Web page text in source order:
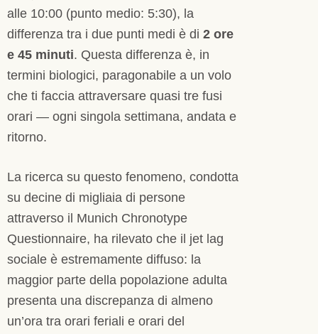
alle 10:00 (punto medio: 5:30), la
differenza tra i due punti medi è di 2 ore
e 45 minuti. Questa differenza è, in
termini biologici, paragonabile a un volo
che ti faccia attraversare quasi tre fusi
orari — ogni singola settimana, andata e
ritorno.
La ricerca su questo fenomeno, condotta
su decine di migliaia di persone
attraverso il Munich Chronotype
Questionnaire, ha rilevato che il jet lag
sociale è estremamente diffuso: la
maggior parte della popolazione adulta
presenta una discrepanza di almeno
un’ora tra orari feriali e orari del